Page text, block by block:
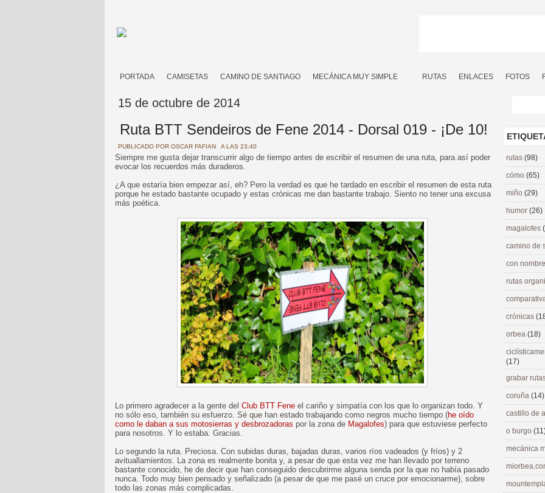
PORTADA CAMISETAS CAMINO DE SANTIAGO MECÁNICA MUY SIMPLE RUTAS ENLACES FOTOS
15 de octubre de 2014
Ruta BTT Sendeiros de Fene 2014 - Dorsal 019 - ¡De 10!
PUBLICADO POR OSCAR FAFIAN A LAS 23:40
Siempre me gusta dejar transcurrir algo de tiempo antes de escribir el resumen de una ruta, para así poder
evocar los recuerdos más duraderos.
¿A que estaría bien empezar así, eh? Pero la verdad es que he tardado en escribir el resumen de esta ruta
porque he estado bastante ocupado y estas crónicas me dan bastante trabajo. Siento no tener una excusa
más poética.
Lo primero agradecer a la gente del Club BTT Fene el cariño y simpatía con los que lo organizan todo. Y
no sólo eso, también su esfuerzo. Sé que han estado trabajando como negros mucho tiempo (he oído
como le daban a sus motosierras y desbrozadoras por la zona de Magalofes) para que estuviese perfecto
para nosotros. Y lo estaba. Gracias.
Lo segundo la ruta. Preciosa. Con subidas duras, bajadas duras, varios ríos vadeados (y fríos) y 2
avituallamientos. La zona es realmente bonita y, a pesar de que esta vez me han llevado por terreno
bastante conocido, he de decir que han conseguido descubrirme alguna senda por la que no había pasado
nunca. Todo muy bien pensado y señalizado (a pesar de que me pasé un cruce por emocionarme), sobre
todo las zonas más complicadas.
rutas (98)
cómo (65)
miño (29)
humor (26)
magalofes
camino de
con
rutas
crónicas
orbea (18)
(17)
grabar
coruña (14)
castillo de
o burgo
mecánica